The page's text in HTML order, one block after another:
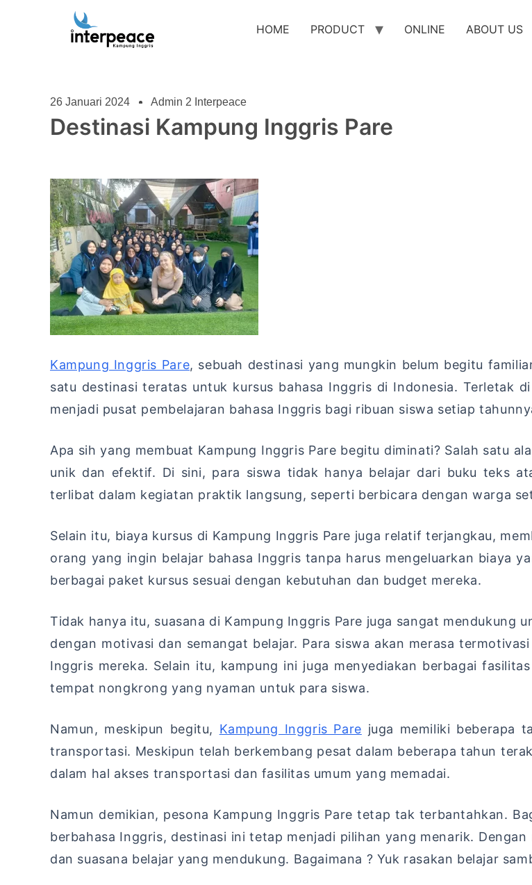
HOME PRODUCT ONLINE ABOUT US
26 Januari 2024 Admin 2 Interpeace
Destinasi Kampung Inggris Pare
Kampung Inggris Pare, sebuah destinasi yang mungkin belum begitu
satu destinasi teratas untuk kursus bahasa Inggris di Indonesia. Terletak
menjadi pusat pembelajaran bahasa Inggris bagi ribuan siswa setiap
Apa sih yang membuat Kampung Inggris Pare begitu diminati? Salah satu
unik dan efektif. Di sini, para siswa tidak hanya belajar dari buku teks
terlibat dalam kegiatan praktik langsung, seperti berbicara dengan warga
Selain itu, biaya kursus di Kampung Inggris Pare juga relatif terjangkau,
orang yang ingin belajar bahasa Inggris tanpa harus mengeluarkan biaya
berbagai paket kursus sesuai dengan kebutuhan dan budget mereka.
Tidak hanya itu, suasana di Kampung Inggris Pare juga sangat mendukung
dengan motivasi dan semangat belajar. Para siswa akan merasa
Inggris mereka. Selain itu, kampung ini juga menyediakan berbagai
tempat nongkrong yang nyaman untuk para siswa.
Namun, meskipun begitu, Kampung Inggris Pare juga memiliki beberapa
transportasi. Meskipun telah berkembang pesat dalam beberapa tahun
dalam hal akses transportasi dan fasilitas umum yang memadai.
Namun demikian, pesona Kampung Inggris Pare tetap tak terbantahkan.
berbahasa Inggris, destinasi ini tetap menjadi pilihan yang menarik.
dan suasana belajar yang mendukung. Bagaimana ? Yuk rasakan belajar